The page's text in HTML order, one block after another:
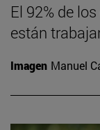
El 92% de
están
Imagen Manuel